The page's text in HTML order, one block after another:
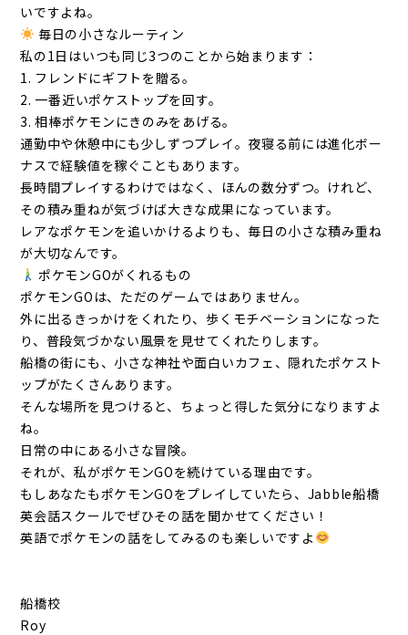
いですよね。
毎日の小さなルーティン
私の1日はいつも同じ3つのことから始まります：
1. フレンドにギフトを贈る。
2. 一番近いポケストップを回す。
3. 相棒ポケモンにきのみをあげる。
通勤中や休憩中にも少しずつプレイ。夜寝る前には進化ボー
ナスで経験値を稼ぐこともあります。
長時間プレイするわけではなく、ほんの数分ずつ。けれど、
その積み重ねが気づけば大きな成果になっています。
レアなポケモンを追いかけるよりも、毎日の小さな積み重ね
が大切なんです。
ポケモンGOがくれるもの
ポケモンGOは、ただのゲームではありません。
外に出るきっかけをくれたり、歩くモチベーションになった
り、普段気づかない風景を見せてくれたりします。
船橋の街にも、小さな神社や面白いカフェ、隠れたポケスト
ップがたくさんあります。
そんな場所を見つけると、ちょっと得した気分になりますよ
ね。
日常の中にある小さな冒険。
それが、私がポケモンGOを続けている理由です。
もしあなたもポケモンGOをプレイしていたら、Jabble船橋
英会話スクールでぜひその話を聞かせてください！
英語でポケモンの話をしてみるのも楽しいですよ
船橋校
Roy